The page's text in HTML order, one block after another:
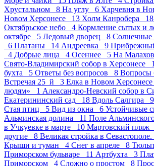
Хрустальном 8 На углу 6 Харчевня в
Новом Херсонесе 13 Холм Канробера 18
Октябрьское небо 4 Кормление сытых и
октябре 5 Ледовый дворец 8
6 Платаны 14 Андреевка 9
4 Добрые лица 4 Осеннее 5 На
Свято-Владимирский собор в Херсонесе
бухта 5 Ответы без вопросов 8 Вопросы
Встречая 25_й 3 Елка в Новом
людям» 1 Александро-Невский собор в
Екатерининский сад 18 Вдоль Салгира 9
Стая птиц 5 Вид из окна 6 Устойчивые
Альминская долина 11 Поле
в Учкуевке в марте 10 Мартовский
другие 8 Великая стройка в
Крыши и туман 4 Снег в апреле 8
Приморском бульваре 11 Артбухта 3
Приморском 4 Сложно о простом 8